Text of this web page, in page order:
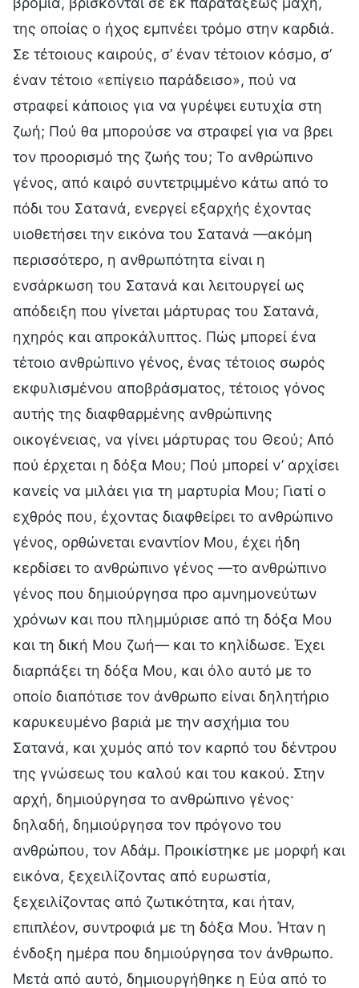
της οποίας ο ήχος εμπνέει τρόμο στην καρδιά.
Σε τέτοιους καιρούς, σ’ έναν τέτοιον κόσμο, σ’
έναν τέτοιο «επίγειο παράδεισο», πού να
στραφεί κάποιος για να γυρέψει ευτυχία στη
ζωή; Πού θα μπορούσε να στραφεί για να βρει
τον προορισμό της ζωής του; Το ανθρώπινο
γένος, από καιρό συντετριμμένο κάτω από το
πόδι του Σατανά, ενεργεί εξαρχής έχοντας
υιοθετήσει την εικόνα του Σατανά —ακόμη
περισσότερο, η ανθρωπότητα είναι η
ενσάρκωση του Σατανά και λειτουργεί ως
απόδειξη που γίνεται μάρτυρας του Σατανά,
ηχηρός και απροκάλυπτος. Πώς μπορεί ένα
τέτοιο ανθρώπινο γένος, ένας τέτοιος σωρός
εκφυλισμένου αποβράσματος, τέτοιος γόνος
αυτής της διαφθαρμένης ανθρώπινης
οικογένειας, να γίνει μάρτυρας του Θεού; Από
πού έρχεται η δόξα Μου; Πού μπορεί ν’ αρχίσει
κανείς να μιλάει για τη μαρτυρία Μου; Γιατί ο
εχθρός που, έχοντας διαφθείρει το ανθρώπινο
γένος, ορθώνεται εναντίον Μου, έχει ήδη
κερδίσει το ανθρώπινο γένος —το ανθρώπινο
γένος που δημιούργησα προ αμνημονεύτων
χρόνων και που πλημμύρισε από τη δόξα Μου
και τη δική Μου ζωή— και το κηλίδωσε. Έχει
διαρπάξει τη δόξα Μου, και όλο αυτό με το
οποίο διαπότισε τον άνθρωπο είναι δηλητήριο
καρυκευμένο βαριά με την ασχήμια του
Σατανά, και χυμός από τον καρπό του δέντρου
της γνώσεως του καλού και του κακού. Στην
αρχή, δημιούργησα το ανθρώπινο γένος·
δηλαδή, δημιούργησα τον πρόγονο του
ανθρώπου, τον Αδάμ. Προικίστηκε με μορφή και
εικόνα, ξεχειλίζοντας από ευρωστία,
ξεχειλίζοντας από ζωτικότητα, και ήταν,
επιπλέον, συντροφιά με τη δόξα Μου. Ήταν η
ένδοξη ημέρα που δημιούργησα τον άνθρωπο.
Μετά από αυτό, δημιουργήθηκε η Εύα από το